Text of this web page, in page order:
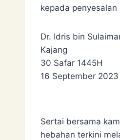
kepada
Dr. Idris bin
Kajang
30 Safar 1445H
16 September 2023
Sertai bersama
hebahan terkini